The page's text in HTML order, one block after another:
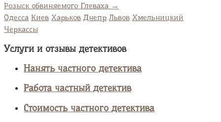
Розыск обвиняемого Глеваха →
Одесса Киев Харьков Днепр Львов Хмельницкий
Черкассы
Услуги и отзывы детективов
Нанять частного детектива
Работа частный детектив
Стоимость частного детектива